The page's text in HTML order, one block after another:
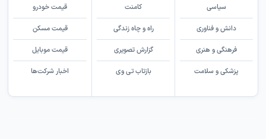
سیاسی
دانش و فناوری
فرهنگی و هنری
پزشکی و سلامت
کامنت
راه و چاه زندگی
گزارش تصویری
بازتاب تی وی
قیمت خودرو
قیمت مسکن
قیمت موبایل
اخبار شرکت‌ها